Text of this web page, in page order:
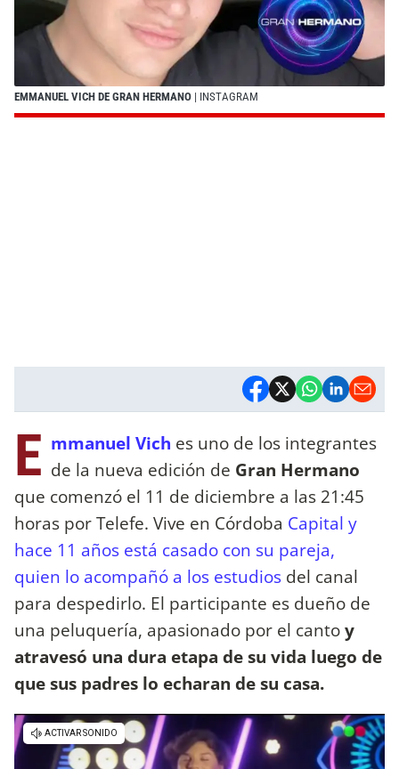
EMMANUEL VICH DE GRAN HERMANO | INSTAGRAM
E mmanuel Vich es uno de los integrantes
de la nueva edición de Gran Hermano
que comenzó el 11 de diciembre a las 21:45
horas por Telefe. Vive en Córdoba Capital y
hace 11 años está casado con su pareja,
quien lo acompañó a los estudios del canal
para despedirlo. El participante es dueño de
una peluquería, apasionado por el cantoy
atravesó una dura etapa de su vida luego de
que sus padres lo echaran de su casa.